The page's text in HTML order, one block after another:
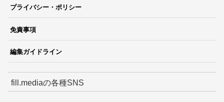
プライバシー・ポリシー
免責事項
編集ガイドライン
fill.mediaの各種SNS